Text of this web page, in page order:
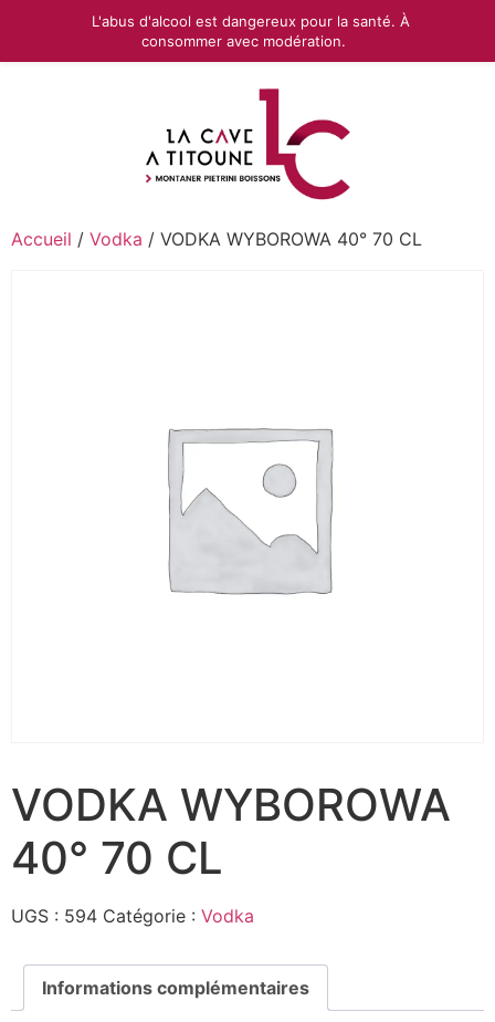
Accueil / Vodka / VODKA WYBOROWA 40° 70 CL
VODKA WYBOROWA
40° 70 CL
UGS : 594 Catégorie : Vodka
Informations complémentaires
L'abus d'alcool est dangereux pour la santé. À
consommer avec modération.